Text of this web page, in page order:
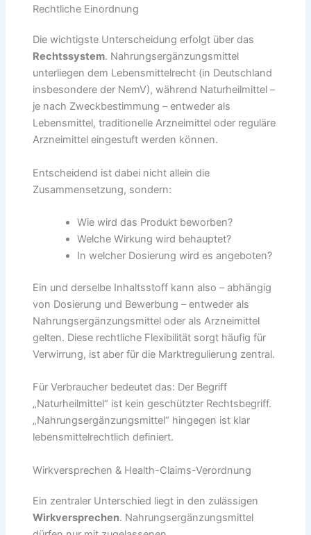
Rechtliche Einordnung
Die wichtigste Unterscheidung erfolgt über das
Rechtssystem. Nahrungsergänzungsmittel
unterliegen dem Lebensmittelrecht (in Deutschland
insbesondere der NemV), während Naturheilmittel –
je nach Zweckbestimmung – entweder als
Lebensmittel, traditionelle Arzneimittel oder reguläre
Arzneimittel eingestuft werden können.
Entscheidend ist dabei nicht allein die
Zusammensetzung, sondern:
Wie wird das Produkt beworben?
Welche Wirkung wird behauptet?
In welcher Dosierung wird es angeboten?
Ein und derselbe Inhaltsstoff kann also – abhängig
von Dosierung und Bewerbung – entweder als
Nahrungsergänzungsmittel oder als Arzneimittel
gelten. Diese rechtliche Flexibilität sorgt häufig für
Verwirrung, ist aber für die Marktregulierung zentral.
Für Verbraucher bedeutet das: Der Begriff
„Naturheilmittel“ ist kein geschützter Rechtsbegriff.
„Nahrungsergänzungsmittel“ hingegen ist klar
lebensmittelrechtlich definiert.
Wirkversprechen & Health-Claims-Verordnung
Ein zentraler Unterschied liegt in den zulässigen
Wirkversprechen. Nahrungsergänzungsmittel